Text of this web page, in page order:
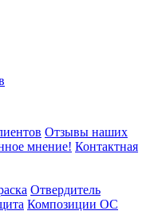
Отзывы наших
мнение! Контактная
Отвердитель
Композиции ОС